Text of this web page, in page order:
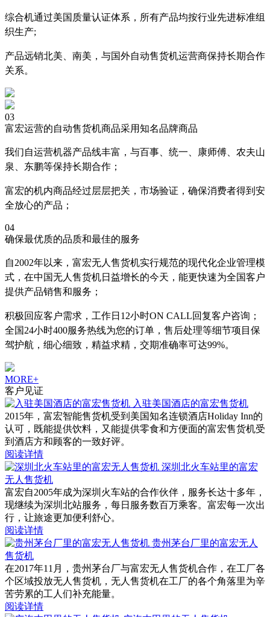
综合机通过美国质量认证体系，所有产品均按行业先进标准组
织生产;
产品远销北美、南美，与国外自动售货机运营商保持长期合作
关系。
03
富宏运营的自动售货机商品采用知名品牌商品
我们自运营机器产品线丰富，与百事、统一、康师傅、农夫山
泉、东鹏等保持长期合作；
富宏的机内商品经过层层把关，市场验证，确保消费者得到安
全放心的产品；
04
确保最优质的品质和最佳的服务
自2002年以来，富宏无人售货机实行规范的现代化企业管理模
式，在中国无人售货机日益增长的今天，能更快速为全国客户
提供产品销售和服务；
积极回应客户需求，工作日12小时ON CALL回复客户咨询；
全国24小时400服务热线为您的订单，售后处理等细节项目保
驾护航，细心细致，精益求精，交期准确率可达99%。
MORE+
客户见证
入驻美国酒店的富宏售货机
2015年，富宏智能售货机受到美国知名连锁酒店Holiday Inn的
认可，既能提供饮料，又能提供零食和方便面的富宏售货机受
到酒店方和顾客的一致好评。
阅读详情
深圳北火车站里的富宏
无人售货机
富宏自2005年成为深圳火车站的合作伙伴，服务长达十多年，
现继续为深圳北站服务，每日服务数百万乘客。富宏每一次出
行，让旅途更加便利舒心。
阅读详情
贵州茅台厂里的富宏无人
售货机
在2017年11月，贵州茅台厂与富宏无人售货机合作，在工厂各
个区域投放无人售货机，无人售货机在工厂的各个角落里为辛
苦劳累的工人们补充能量。
阅读详情